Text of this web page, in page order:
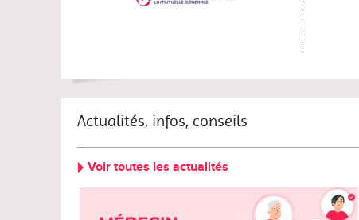
Actualités, infos, conseils
Voir toutes les actualités